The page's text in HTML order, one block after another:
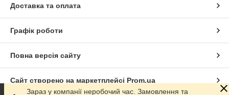
Доставка та оплата
Графік роботи
Повна версія сайту
Сайт створено на маркетплейсі Prom.ua
Зараз у компанії неробочий час. Замовлення та